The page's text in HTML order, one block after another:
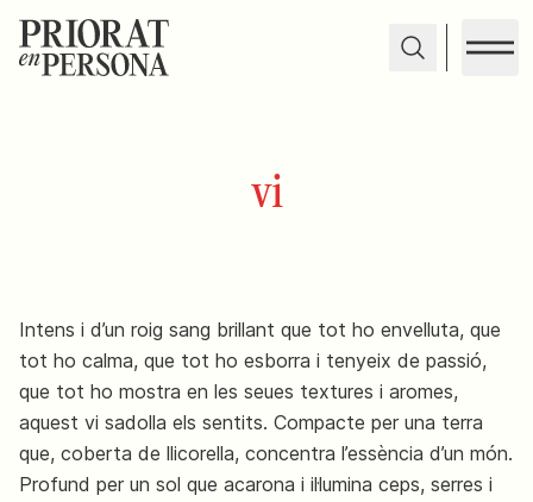
vi
Intens i d’un roig sang brillant que tot ho envelluta, que
tot ho calma, que tot ho esborra i tenyeix de passió,
que tot ho mostra en les seues textures i aromes,
aquest vi sadolla els sentits. Compacte per una terra
que, coberta de llicorella, concentra l’essència d’un món.
Profund per un sol que acarona i il·lumina ceps, serres i